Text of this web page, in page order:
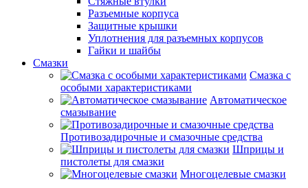
Разъемные корпуса
Защитные крышки
Уплотнения для разъемных корпусов
Гайки и шайбы
Смазки
Смазка с
особыми характеристиками
Автоматическое
смазывание
Противозадирочные и смазочные средства
Шприцы и
пистолеты для смазки
Многоцелевые смазки